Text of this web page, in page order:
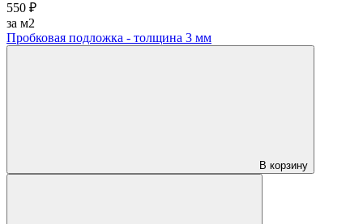
550 ₽
за м2
Пробковая подложка - толщина 3 мм
В корзину